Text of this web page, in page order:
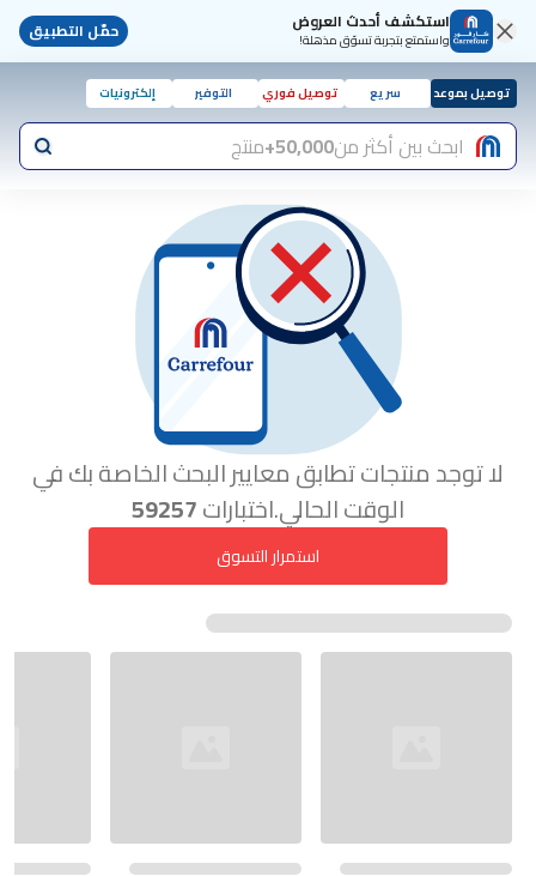
استكشف أحدث العروض
واستمتع بتجربة تسوّق مذهلة! حمّل التطبيق
توصيل بموعد سريع توصيل فوري التوفير إلكترونيات
ابحث بين أكثر من50,000+ منتج
لا توجد منتجات تطابق معايير البحث الخاصة بك في
الوقت الحالي.اختبارات59257
استمرار التسوق